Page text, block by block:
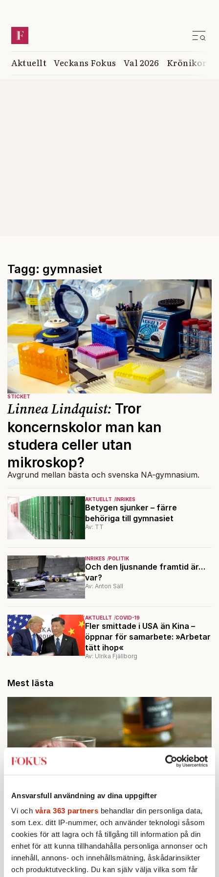
Ansvarsfull användning av dina uppgifter
Vi och våra 363 partners behandlar din personliga data,
som t.ex. ditt IP-nummer, och använder teknologi såsom
cookies för att lagra och få tillgång till information på din
enhet för att kunna tillhandahålla personliga annonser och
innehåll, annons- och innehållsmätning, åskådarinsikter
och produktutveckling. Du kan själv välja vilka som får
Aktuellt Veckans Fokus Val 2026 Krönikor
Tagg: gymnasiet
AKTUELLT INRIKES
Betygen sjunker – färre
behöriga till gymnasiet
Av: TT
INRIKES POLITIK
Och den ljusnande framtid är…
var?
Av: Anton Säll
AKTUELLT COVID-19
Fler smittade i USA än Kina –
öppnar för samarbete: »Arbetar
tätt ihop«
Av: Ulrika Fjällborg
STICKET
Linnea Lindquist: Tror
koncernskolor man kan
studera celler utan
mikroskop?
Avgrund mellan bästa och svenska NA-gymnasium.
Mest lästa
STICKET
1.Bitte Assarmo:Sagan om den lågbegåvade
ursprungsbefolkningen i Filipstad
2.Sakine Madon:Efter islamistdådet oroar sig
vänstern för Agnes Wold
STICKET